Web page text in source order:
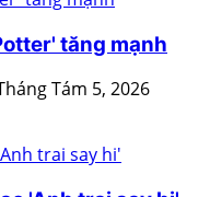
tăng mạnh
Tám 5, 2026